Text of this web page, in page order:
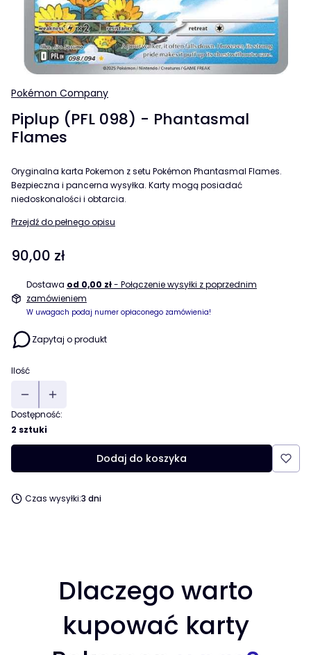
Pokémon Company
Piplup (PFL 098) - Phantasmal
Flames
Oryginalna karta Pokemon z setu Pokémon Phantasmal Flames.
Bezpieczna i pancerna wysyłka. Karty mogą posiadać
niedoskonalości i obtarcia.
Przejdź do pełnego opisu
Cena
90,00 zł
Dostawa od 0,00 zł- Połączenie wysyłki z poprzednim
zamówieniem
W uwagach podaj numer opłaconego zamówienia!
Zapytaj o produkt
Ilość
Dostępność:
2 sztuki
Dodaj do koszyka
Czas wysyłki:3 dni
Dlaczego warto
kupować karty